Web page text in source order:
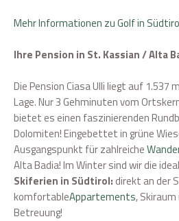
Mehr Informationen zu Golf in
Ihre Pension in St. Kassian / Alta
Die Pension Ciasa Ulli liegt auf 1.537
Lage. Nur 3 Gehminuten vom
bietet es einen faszinierenden
Dolomiten! Eingebettet in grüne
Ausgangspunkt für zahlreiche
Alta Badia! Im Winter sind wir die
Skiferien in Südtirol:direkt an der
komfortableAppartements,
Betreuung!